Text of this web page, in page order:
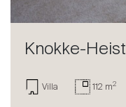
Knokke-Heist
Villa 112 m2